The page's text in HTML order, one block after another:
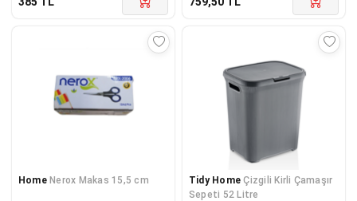
Home Nerox Makas 15,5 cm Tidy Home Çizgili Kirli Çamaşır
Sepeti 52 Litre